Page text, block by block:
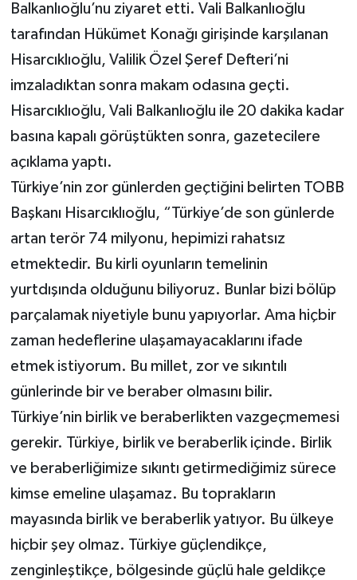
Balkanlıoğlu’nu ziyaret etti. Vali Balkanlıoğlu
tarafından Hükümet Konağı girişinde karşılanan
Hisarcıklıoğlu, Valilik Özel Şeref Defteri’ni
imzaladıktan sonra makam odasına geçti.
Hisarcıklıoğlu, Vali Balkanlıoğlu ile 20 dakika kadar
basına kapalı görüştükten sonra, gazetecilere
açıklama yaptı.
Türkiye’nin zor günlerden geçtiğini belirten TOBB
Başkanı Hisarcıklıoğlu, “Türkiye’de son günlerde
artan terör 74 milyonu, hepimizi rahatsız
etmektedir. Bu kirli oyunların temelinin
yurtdışında olduğunu biliyoruz. Bunlar bizi bölüp
parçalamak niyetiyle bunu yapıyorlar. Ama hiçbir
zaman hedeflerine ulaşamayacaklarını ifade
etmek istiyorum. Bu millet, zor ve sıkıntılı
günlerinde bir ve beraber olmasını bilir.
Türkiye’nin birlik ve beraberlikten vazgeçmemesi
gerekir. Türkiye, birlik ve beraberlik içinde. Birlik
ve beraberliğimize sıkıntı getirmediğimiz sürece
kimse emeline ulaşamaz. Bu toprakların
mayasında birlik ve beraberlik yatıyor. Bu ülkeye
hiçbir şey olmaz. Türkiye güçlendikçe,
zenginleştikçe, bölgesinde güçlü hale geldikçe